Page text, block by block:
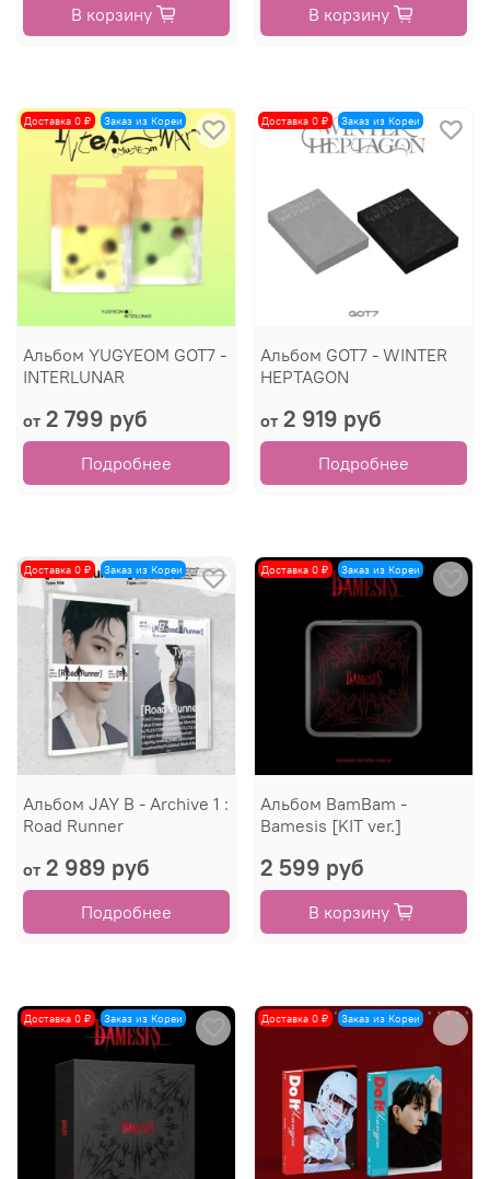
В корзину В корзину
Доставка 0 ₽ Заказ из Кореи
Альбом YUGYEOM GOT7 -
INTERLUNAR
от2 799 руб
Подробнее
Доставка 0 ₽ Заказ из Кореи
Альбом GOT7 - WINTER
HEPTAGON
от2 919 руб
Подробнее
Доставка 0 ₽ Заказ из Кореи
Альбом JAY B - Archive 1 :
Road Runner
от2 989 руб
Подробнее
Доставка 0 ₽ Заказ из Кореи
Альбом BamBam -
Bamesis [KIT ver.]
2 599 руб
В корзину
Доставка 0 ₽ Заказ из Кореи Доставка 0 ₽ Заказ из Кореи